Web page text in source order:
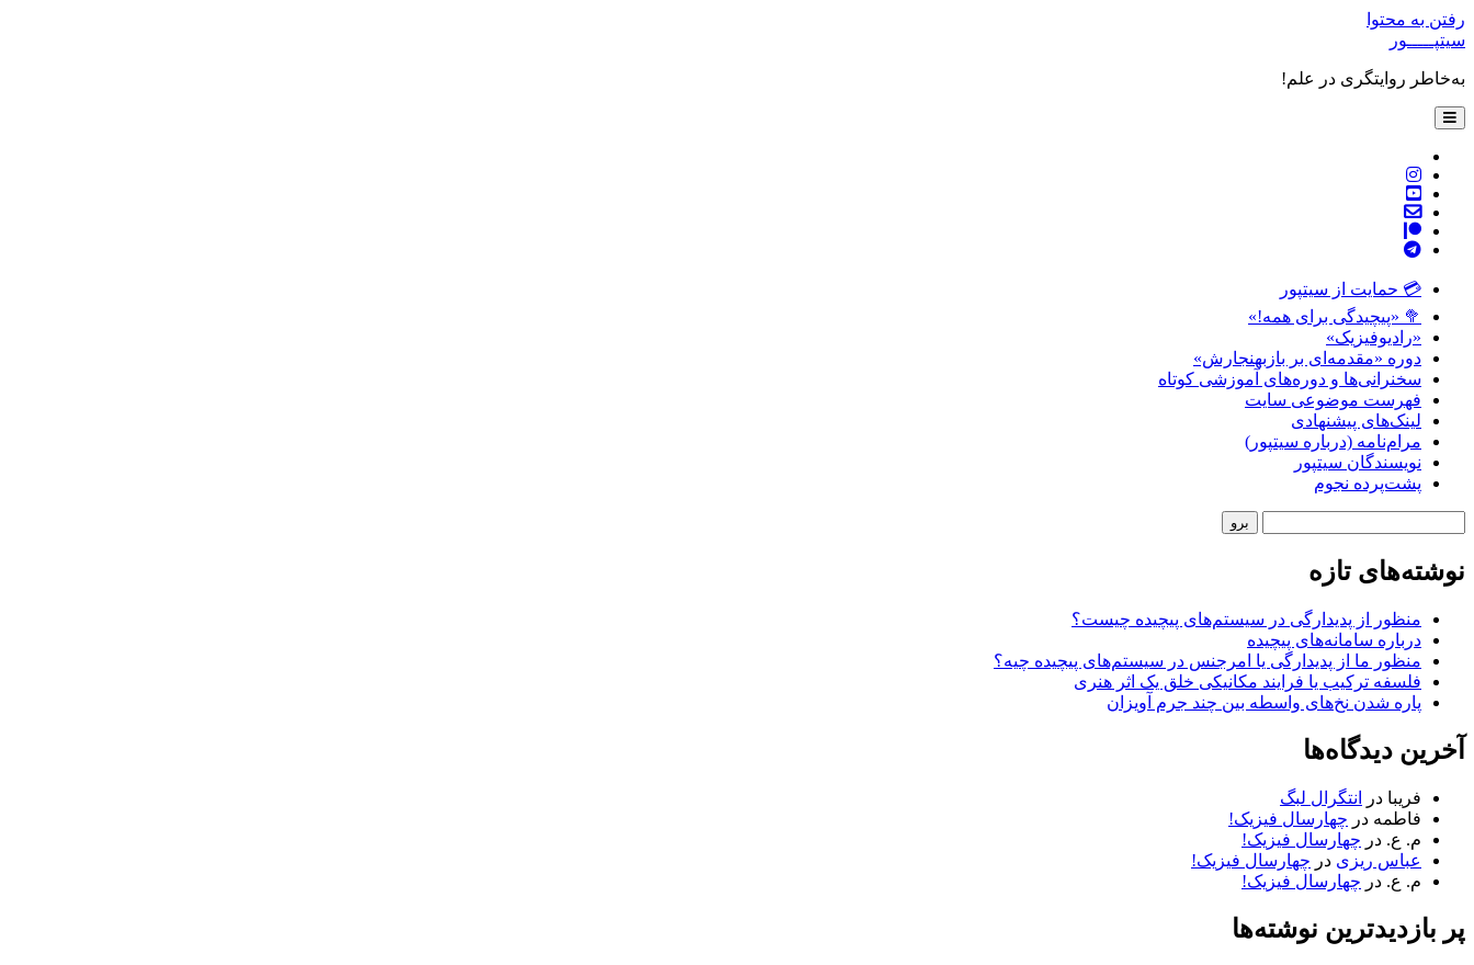
رفتن به محتوا
سیتپـــــور
به‌خاطر روایتگری در علم!
باز
کردن
instagram
youtube
پست
telegram
💳 حمایت از سیتپور
🥦 «پیچیدگی برای همه!»
«رادیوفیزیک»
دوره «مقدمه‌ای بر بازبهنجارش»
سخنرانی‌ها و دوره‌های آموزشی کوتاه
فهرست موضوعی سایت
لینک‌های پیشنهادی
مرام‌نامه (درباره سیتپور)
نویسندگان سیتپور
پشت‌پرده نجوم
نوشته‌های تازه
منظور از پدیدارگی در سیستم‌های پیچیده چیست؟
درباره سامانه‌های پیچیده
منظور ما از پدیدارگی یا امرجنس در سیستم‌های پیچیده چیه؟
فلسفه ترکیب یا فرایند مکانیکی خلق یک اثر هنری
پاره شدن نخ‌های واسطه بین چند جرم آویزان
آخرین دیدگاه‌ها
فریبا در
انتگرال لبگ
فاطمه در چهارسال فیزیک!
م. ع. در چهارسال فیزیک!
عباس ریزی در چهارسال فیزیک!
م. ع. در چهارسال فیزیک!
پر بازدیدترین نوشته‌ها